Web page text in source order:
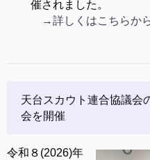
催されました。
→詳しくはこちらか
天台スカウト連合協議会
会を開催
令和８(2026)年